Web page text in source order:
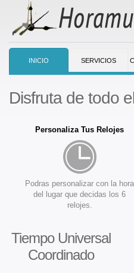
INICIO SERVICIOS
Disfruta de todo
Personaliza Tus Relojes
Podras personalizar con la hora
del lugar que decidas los 6
relojes.
Tiempo Universal
Coordinado